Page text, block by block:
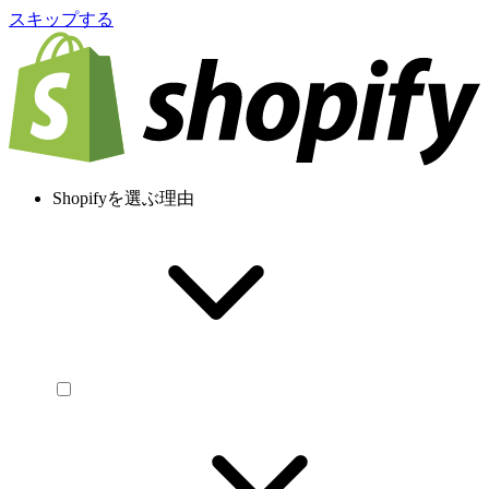
スキップする
Shopifyを選ぶ理由